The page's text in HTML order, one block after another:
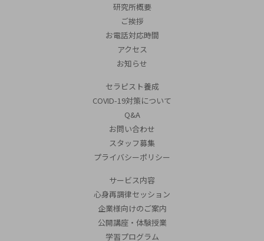
研究所概要
ご挨拶
お電話対応時間
アクセス
お知らせ
セラピスト養成
COVID-19対策について
Q&A
お問い合わせ
スタッフ募集
プライバシーポリシー
サービス内容
心身再調律セッション
企業様向けのご案内
公開講座・体験授業
学習プログラム